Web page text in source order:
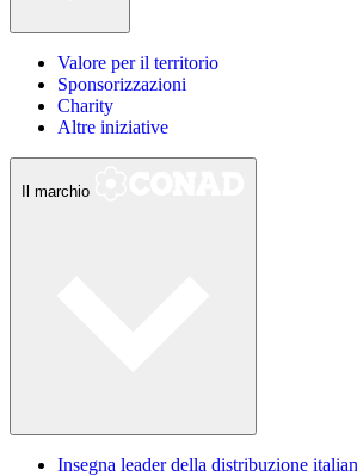
Valore per il territorio
Sponsorizzazioni
Charity
Altre iniziative
Il marchio
Insegna leader della distribuzione